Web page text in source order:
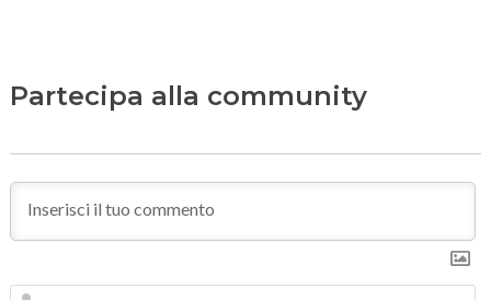
Partecipa alla community